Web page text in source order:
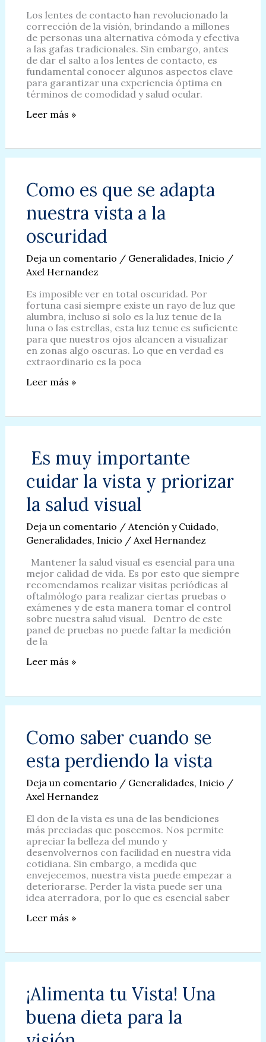
Los lentes de contacto han revolucionado la
corrección de la visión, brindando a millones
de personas una alternativa cómoda y efectiva
a las gafas tradicionales. Sin embargo, antes
de dar el salto a los lentes de contacto, es
fundamental conocer algunos aspectos clave
para garantizar una experiencia óptima en
términos de comodidad y salud ocular.
Todo
Debes
Saber
Lentes
de
Comodidad
Visión
Leer más »
Como es que se adapta
nuestra vista a la
oscuridad
Deja un comentario / Generalidades, Inicio /
Axel Hernandez
Es imposible ver en total oscuridad. Por
fortuna casi siempre existe un rayo de luz que
alumbra, incluso si solo es la luz tenue de la
luna o las estrellas, esta luz tenue es suficiente
para que nuestros ojos alcancen a visualizar
en zonas algo oscuras. Lo que en verdad es
extraordinario es la poca
Como
se
adapta
vista
oscuridad
Leer más »
Es muy importante
cuidar la vista y priorizar
la salud visual
Deja un comentario / Atención y Cuidado,
Generalidades, Inicio / Axel Hernandez
Mantener la salud visual es esencial para una
mejor calidad de vida. Es por esto que siempre
recomendamos realizar visitas periódicas al
oftalmólogo para realizar ciertas pruebas o
exámenes y de esta manera tomar el control
sobre nuestra salud visual. Dentro de este
panel de pruebas no puede faltar la medición
de la
Es
cuidar
la
y
priorizar
salud
Leer más »
Como saber cuando se
esta perdiendo la vista
Deja un comentario / Generalidades, Inicio /
Axel Hernandez
El don de la vista es una de las bendiciones
más preciadas que poseemos. Nos permite
apreciar la belleza del mundo y
desenvolvernos con facilidad en nuestra vida
cotidiana. Sin embargo, a medida que
envejecemos, nuestra vista puede empezar a
deteriorarse. Perder la vista puede ser una
idea aterradora, por lo que es esencial saber
Como
se
esta
vista
Leer más »
¡Alimenta tu Vista! Una
buena dieta para la